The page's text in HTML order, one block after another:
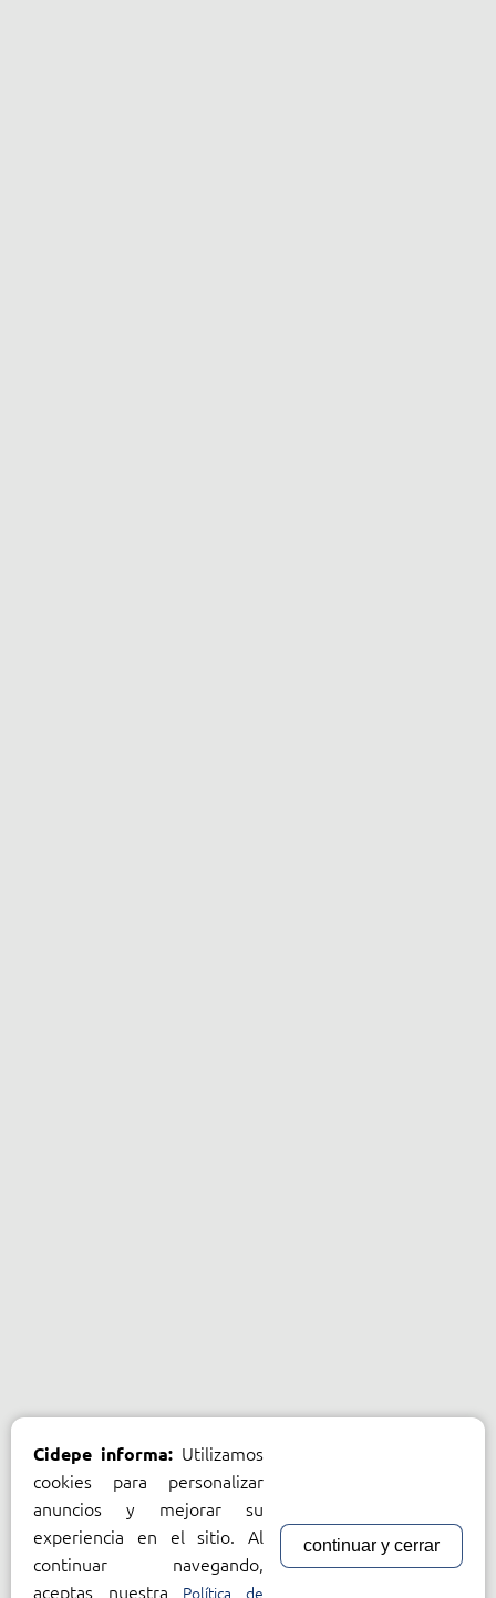
Cidepe informa: Utilizamos
cookies para personalizar
anuncios y mejorar su
experiencia en el sitio. Al
continuar navegando,
aceptas nuestra Política de
continuar y cerrar